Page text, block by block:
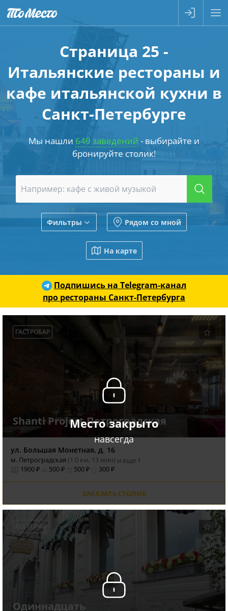
Страница 25 -
Итальянские рестораны и
кафе итальянской кухни в
Санкт-Петербурге
Мы нашли 649 заведений - выбирайте и
бронируйте столик!
Фильтры Рядом со мной
На карте
Подпишись на Telegram-канал
про рестораны Санкт-Петербурга
Место закрыто
навсегда
ГАСТРОБАР
Shanti Project Петроградская
ул. Большая Монетная, д. 16
м. Петроградская (1.0 км, 13 мин) и еще 1
1900 ₽
500 ₽ 500 ₽ 300 ₽
ЗАКАЗАТЬ СТОЛИК
РЕСТОРАН
Одиннадцать